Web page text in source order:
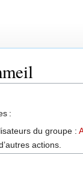
:
du groupe :
actions.